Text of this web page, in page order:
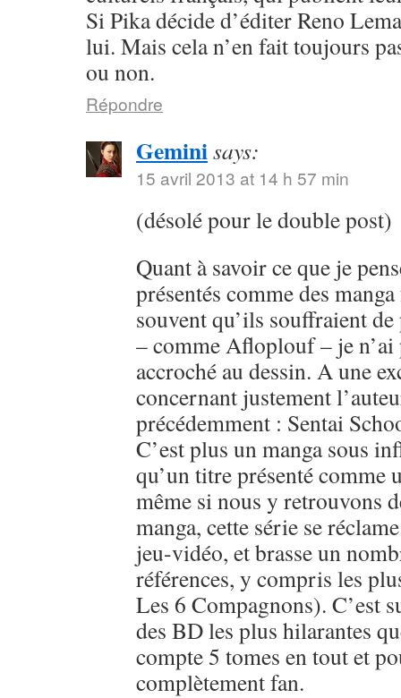
Si Pika décide d’éditer Reno
lui. Mais cela n’en fait toujours
ou non.
Répondre
Geminisays:
15 avril 2013 at 14 h 57 min
(désolé pour le double post)
Quant à savoir ce que je
présentés comme des
souvent qu’ils souffraient
– comme Afloplouf – je n’ai
accroché au dessin. A une
concernant justement
précédemment : Sentai
C’est plus un manga sous
qu’un titre présenté comme
même si nous y retrouvons
manga, cette série se
jeu-vidéo, et brasse un
références, y compris les
Les 6 Compagnons). C’est
des BD les plus hilarantes
compte 5 tomes en tout et
complètement fan.